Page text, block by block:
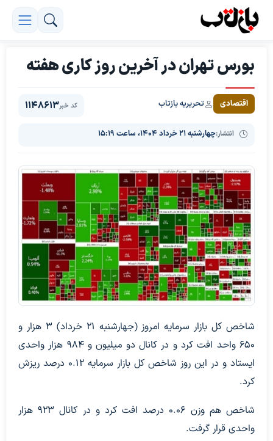
بورس تهران در آخرین روز کاری هفته
اقتصادی تحریریه بازتاب
انتشار:چهارشنبه ۲۱ خرداد ۱۴۰۴، ساعت ۱۵:۱۹
کد خبر1148613
شاخص کل بازار سرمایه امروز (جهار‌شنبه ۲۱ خرداد) ۳ هزار و
۶۵۰ واحد افت کرد و در کانال دو میلیون و ۹۸۴ هزار واحدی
ایستاد و در این روز شاخص کل بازار سرمایه ۰.۱۲ درصد ریزش
کرد.
شاخص هم وزن ۰.۰۶ درصد افت کرد و در کانال ۹۲۳ هزار
واحدی قرار گرفت.